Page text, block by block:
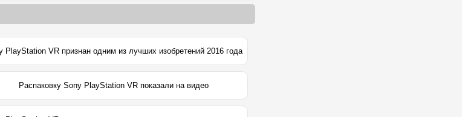
PlayStation VR признан одним из лучших изобретений 2016 года
Распаковку Sony PlayStation VR показали на видео